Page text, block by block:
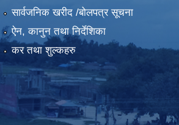
सार्वजनिक खरीद /बोलपत्र सूचना
ऐन, कानुन तथा निर्देशिका
कर तथा शुल्कहरु